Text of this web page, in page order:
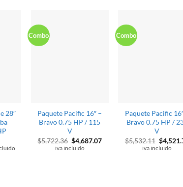
28″
Combo
Paquete Pacific 16″ –
Bravo 0.75 HP / 115
V
$5,722.36 El
precio
$4,687.07El
iva incluido
Combo
Paquete Pacific
Bravo 0.75 HP /
V
$5,532.11 El
precio
$
iva incluido